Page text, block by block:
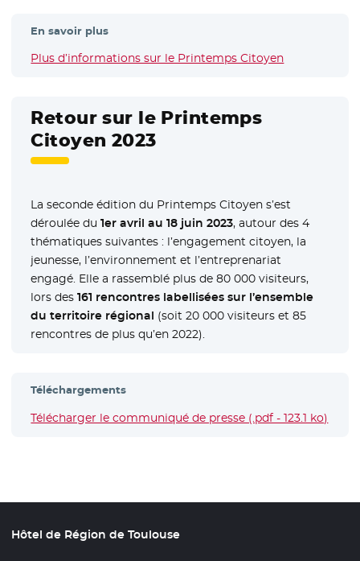
En savoir plus
Plus d’informations sur le Printemps Citoyen
Retour sur le Printemps
Citoyen 2023
La seconde édition du Printemps Citoyen s’est
déroulée du 1er avril au 18 juin 2023, autour des 4
thématiques suivantes : l’engagement citoyen, la
jeunesse, l’environnement et l’entreprenariat
engagé. Elle a rassemblé plus de 80 000 visiteurs,
lors des161 rencontres labellisées sur l’ensemble
du territoire régional (soit 20 000 visiteurs et 85
rencontres de plus qu’en 2022).
Téléchargements
Télécharger le communiqué de presse (.pdf - 123.1 ko)
Hôtel de Région de Toulouse